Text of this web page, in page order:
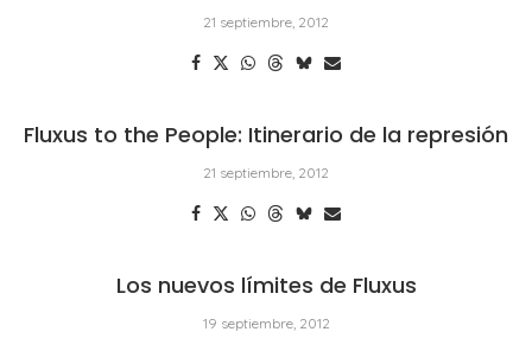
21 septiembre, 2012
Fluxus to the People: Itinerario de la represión
21 septiembre, 2012
Los nuevos límites de Fluxus
19 septiembre, 2012